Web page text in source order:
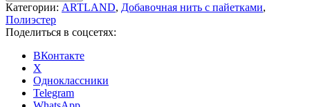
Категории: ARTLAND, Добавочная нить с пайетками,
Полиэстер
Поделиться в соцсетях:
ВКонтакте
X
Одноклассники
Telegram